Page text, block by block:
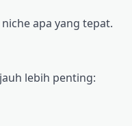
apa yang tepat.
lebih penting: